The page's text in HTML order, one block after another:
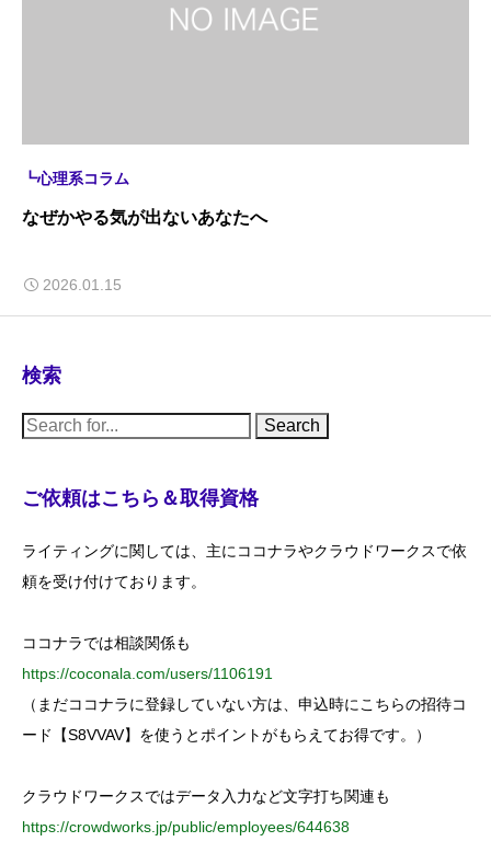
┗心理系コラム
なぜかやる気が出ないあなたへ
2026.01.15
検索
S
e
c
h
o
:
ご依頼はこちら＆取得資格
ライティングに関しては、主にココナラやクラウドワークスで依
頼を受け付けております。
ココナラでは相談関係も
https://coconala.com/users/1106191
（まだココナラに登録していない方は、申込時にこちらの招待コ
ード【S8VVAV】を使うとポイントがもらえてお得です。）
クラウドワークスではデータ入力など文字打ち関連も
https://crowdworks.jp/public/employees/644638